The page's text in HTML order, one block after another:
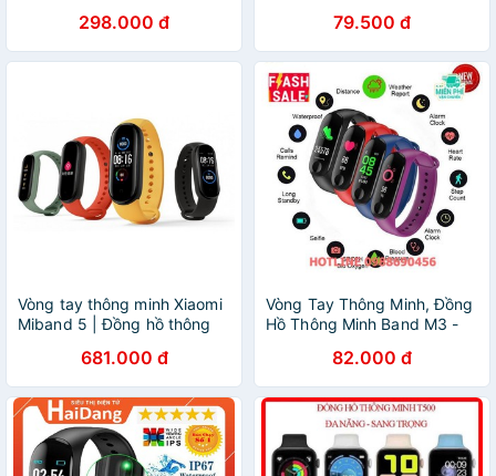
ID115PLUS298.000 đ 79.500 đ
Vòng tay thông minh Xiaomi
Miband 5 | Đồng hồ thông
681.000 đ
Vòng Tay Thông Minh, Đồng
Hồ Thông Minh Band M3 -
82.000 đ